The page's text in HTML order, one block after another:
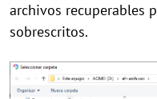
archivos recuperables
sobrescritos.